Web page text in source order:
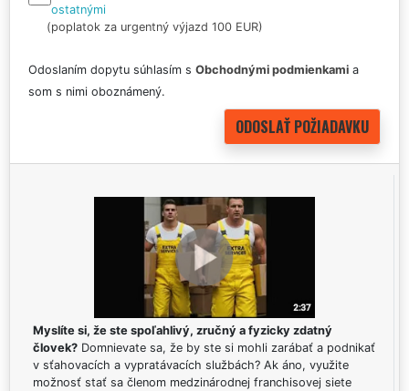
ostatnými
(poplatok za urgentný výjazd 100 EUR)
Odoslaním dopytu súhlasím s Obchodnými podmienkami a
som s nimi oboznámený.
Myslíte si, že ste spoľahlivý, zručný a fyzicky zdatný
človek? Domnievate sa, že by ste si mohli zarábať a podnikať
v sťahovacích a vypratávacích službách? Ak áno, využite
možnosť stať sa členom medzinárodnej franchisovej siete